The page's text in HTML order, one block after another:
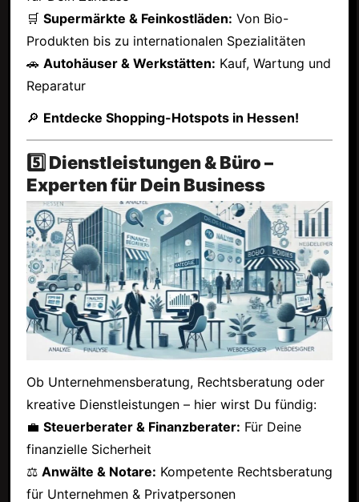
🛒 Supermärkte & Feinkostläden: Von Bio-
Produkten bis zu internationalen Spezialitäten
🚗 Autohäuser & Werkstätten: Kauf, Wartung und
Reparatur
🔎 Entdecke Shopping-Hotspots in Hessen!
5️⃣ Dienstleistungen & Büro –
Experten für Dein Business
Ob Unternehmensberatung, Rechtsberatung oder
kreative Dienstleistungen – hier wirst Du fündig:
💼 Steuerberater & Finanzberater: Für Deine
finanzielle Sicherheit
⚖ Anwälte & Notare: Kompetente Rechtsberatung
für Unternehmen & Privatpersonen